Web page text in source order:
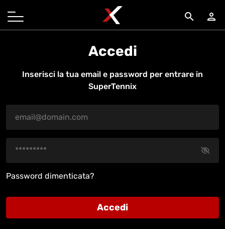
search person
Accedi
Inserisci la tua email e password per entrare in
SuperTennix
Password dimenticata?
Accedi